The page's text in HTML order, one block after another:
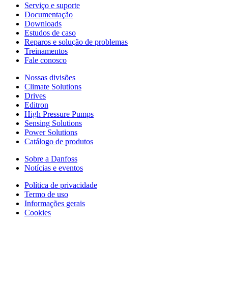
Serviço e suporte
Documentação
Downloads
Estudos de caso
Reparos e solução de problemas
Treinamentos
Fale conosco
Nossas divisões
Climate Solutions
Drives
Editron
High Pressure Pumps
Sensing Solutions
Power Solutions
Catálogo de produtos
Sobre a Danfoss
Notícias e eventos
Política de privacidade
Termo de uso
Informações gerais
Cookies